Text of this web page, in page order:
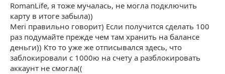
RomanLife, я тоже мучалась, не могла подключить
карту в итоге забыла))
Meri правильно говорит) Если получится сделать 100
раз подумайте прежде чем там хранить на балансе
деньги)) Кто то уже же отписывался здесь, что
заблокировали с 1000ю на счету а разблокировать
аккаунт не смогла((